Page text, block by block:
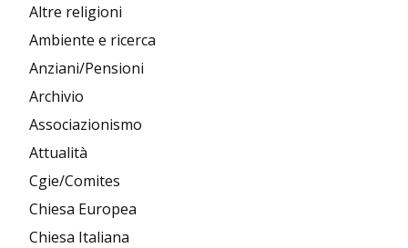
Altre religioni
Ambiente e ricerca
Anziani/Pensioni
Archivio
Associazionismo
Attualità
Cgie/Comites
Chiesa Europea
Chiesa Italiana